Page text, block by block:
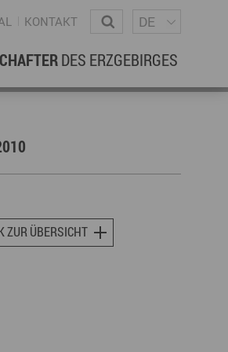
KONTAKT Wonach suchen Sie?
DE
DES ERZGEBIRGES
ZUR ÜBERSICHT